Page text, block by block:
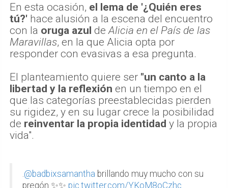
En esta ocasión, el lema de '¿Quién eres
tú?' hace alusión a la escena del encuentro
con la oruga azul deAlicia en el País de las
Maravillas, en la que Alicia opta por
responder con evasivas a esa pregunta.
El planteamiento quiere ser "un canto a la
libertad y la reflexión en un tiempo en el
que las categorías preestablecidas pierden
su rigidez, y en su lugar crece la posibilidad
de reinventar la propia identidad y la propia
vida".
@badbixsamantha brillando muy mucho con su
pregón ✨️✨️ pic.twitter.com/YKoM8oCzhc